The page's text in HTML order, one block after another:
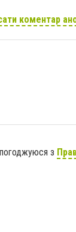
коментар
з